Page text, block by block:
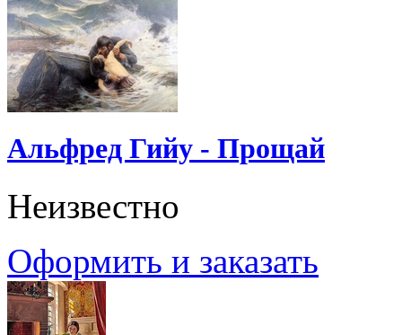
Альфред Гийу - Прощай
Неизвестно
Оформить и заказать